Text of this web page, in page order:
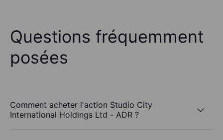
Questions fréquemment
posées
Comment acheter l'action Studio City
International Holdings Ltd - ADR ?